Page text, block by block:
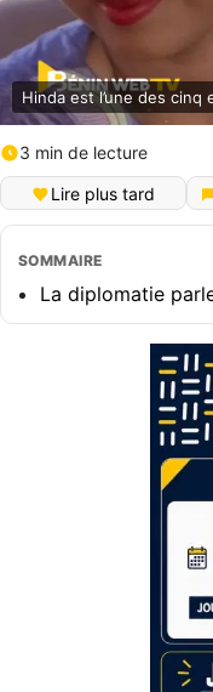
Hinda est l’une des
3 min de lecture
Lire plus tard
SOMMAIRE
La diplomatie